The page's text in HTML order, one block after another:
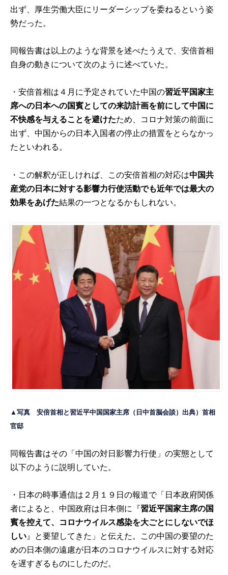
出ず、厚生労働大臣にリーダーシップを委ねるという姿
勢だった。
同報告書は以上のような背景を述べたうえで、安倍首相
自身の動きについて次のように述べていた。
・安倍首相は４月に予定されていた中国の習近平国家主
席への日本への国賓としての来訪計画を前にして中国に
不快感を与えることを避けたため、コロナ対策の前面に
出ず、中国からの日本入国者の停止の措置をとらなかっ
たといわれる。
・この解釈が正しければ、この安倍首相の対応は中国共
産党の日本に対する影響力行使活動でも近年では最大の
効果をあげた結果の一つとなるかもしれない。
▲写真 安倍首相と習近平中国国家主席（日中首脳会談）出典）首相
官邸
同報告書はその「中国の対日影響力行使」の実態として
以下のように説明していた。
・日本の時事通信は２月１９日の報道で「日本政府関係
者によると、中国政府は日本側に『習近平国家主席の国
賓を控えて、コロナウイルス感染を大ごとにしないでほ
しい 』と要望してきた」と伝えた。この中国の要望のた
めの日本側の遠慮が日本のコロナウイルスに対する対応
を遅すぎるものにしたのだ。